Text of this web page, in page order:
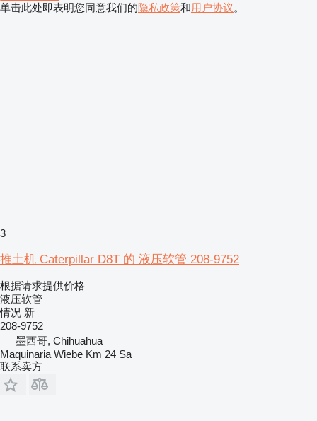
单击此处即表明您同意我们的隐私政策和用户协议。
3
推土机 Caterpillar D8T 的 液压软管 208-9752
根据请求提供价格
液压软管
情况 新
208-9752
墨西哥, Chihuahua
Maquinaria Wiebe Km 24 Sa
联系卖方